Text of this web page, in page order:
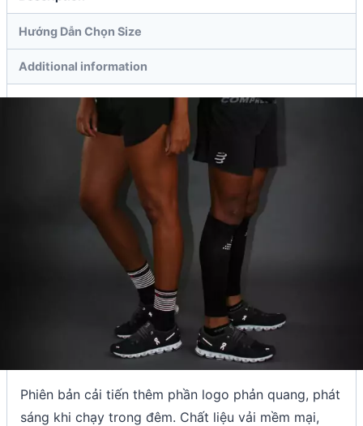
Hướng Dẫn Chọn Size
Additional information
Phiên bản cải tiến thêm phần logo phản quang, phát
sáng khi chạy trong đêm. Chất liệu vải mềm mại,